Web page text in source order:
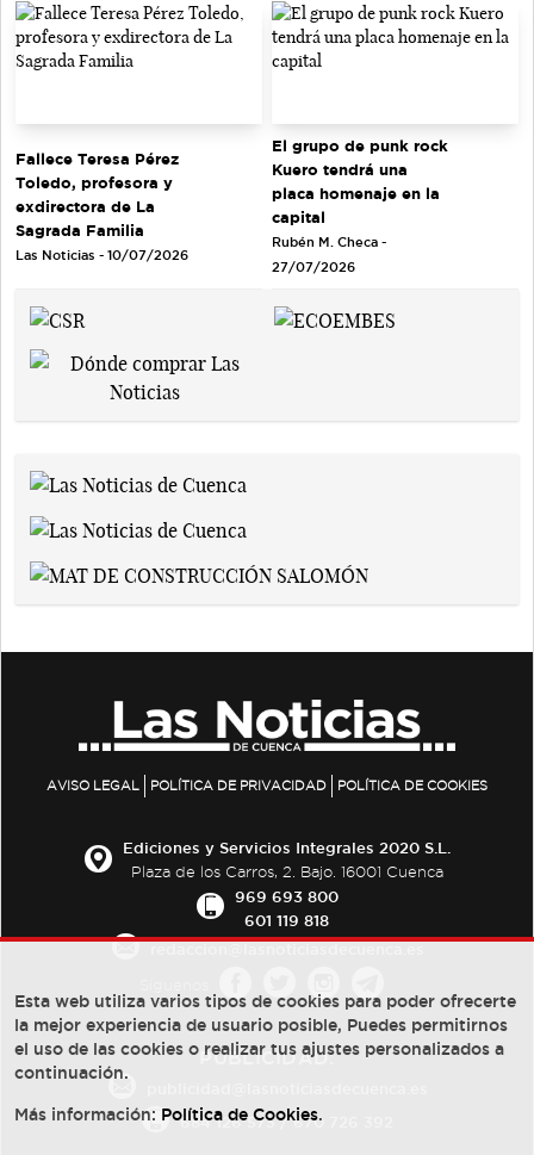
Fallece Teresa Pérez
Toledo, profesora y
exdirectora de La
Sagrada Familia
Las Noticias - 10/07/2026
El grupo de punk rock
Kuero tendrá una
placa homenaje en la
capital
Rubén M. Checa -
27/07/2026
AVISO LEGAL POLÍTICA DE PRIVACIDAD POLÍTICA DE COOKIES
Ediciones y Servicios Integrales 2020 S.L.
Plaza de los Carros, 2. Bajo. 16001 Cuenca
969 693 800
601 119 818
PUBLICIDAD:
684 126 573/670 726 392
Esta web utiliza varios tipos de cookies para poder ofrecerte
la mejor experiencia de usuario posible, Puedes permitirnos
el uso de las cookies o realizar tus ajustes personalizados a
continuación.
Más información: Política de Cookies.